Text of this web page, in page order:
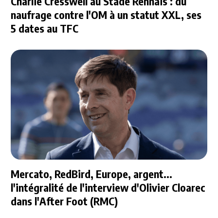
naufrage contre l'OM à un statut XXL, ses
5 dates au TFC
Mercato, RedBird, Europe, argent...
l'intégralité de l'interview d'Olivier Cloarec
dans l'After Foot (RMC)